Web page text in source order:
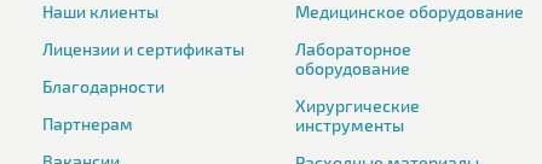
Наши клиенты
Лицензии и сертификаты
Благодарности
Партнерам
Медицинское оборудование
Лабораторное
оборудование
Хирургические
инструменты